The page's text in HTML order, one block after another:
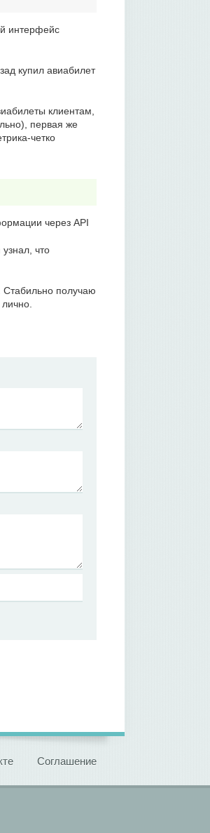
интерфейс
купил авиабилет
клиентам,
первая же
четко
через API
что
Стабильно получаю
Соглашение